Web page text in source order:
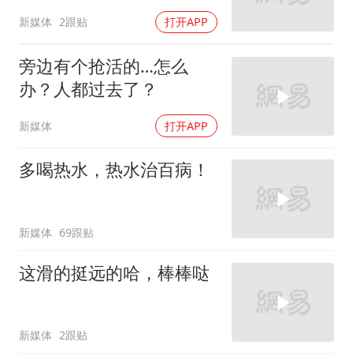
新媒体 2跟贴 打开APP
旁边有个抢活的…怎么
办？人都过去了？
新媒体 打开APP
多喝热水，热水治百病！
新媒体 69跟贴
这滑的挺远的哈，棒棒哒
新媒体 2跟贴